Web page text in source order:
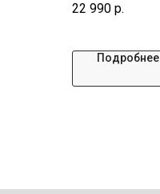
22 990 р.
Подробнее